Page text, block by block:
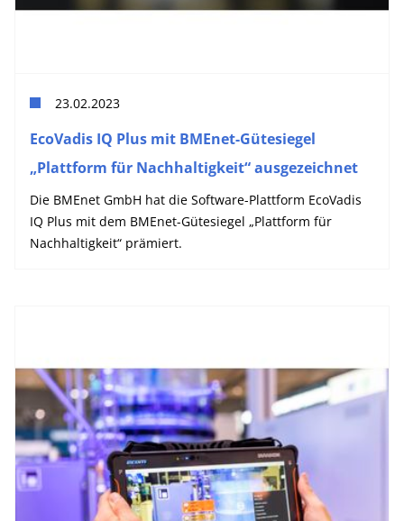
23.02.2023
EcoVadis IQ Plus mit BMEnet-Gütesiegel
„Plattform für Nachhaltigkeit“ ausgezeichnet
Die BMEnet GmbH hat die Software-Plattform EcoVadis
IQ Plus mit dem BMEnet-Gütesiegel „Plattform für
Nachhaltigkeit“ prämiert.